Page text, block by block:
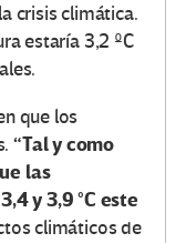
crisis climática.
estaría 3,2 ºC
que los
“Tal y como
las
y 3,9 °C este
climáticos de